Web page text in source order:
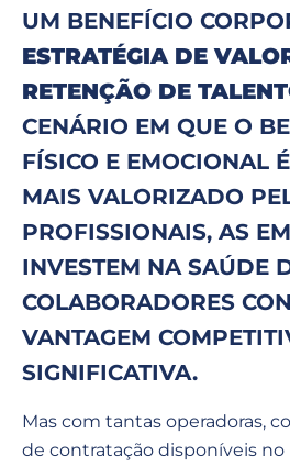
UM BENEFÍCIO
ESTRATÉGIA DE
RETENÇÃO DE
CENÁRIO EM QUE O
FÍSICO E EMOCIONAL
MAIS VALORIZADO
PROFISSIONAIS, AS
INVESTEM NA SAÚDE
COLABORADORES
VANTAGEM
SIGNIFICATIVA.
Mas com tantas operadoras,
de contratação disponíveis no